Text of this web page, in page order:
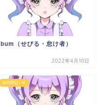
bum（せびる・怠け者）
2022年4月10日
語呂暗記 - M